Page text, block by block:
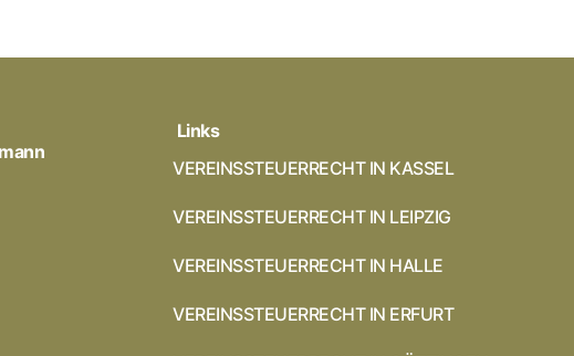
Links
VEREINSSTEUERRECHT IN KASSEL
VEREINSSTEUERRECHT IN LEIPZIG
VEREINSSTEUERRECHT IN HALLE
VEREINSSTEUERRECHT IN ERFURT